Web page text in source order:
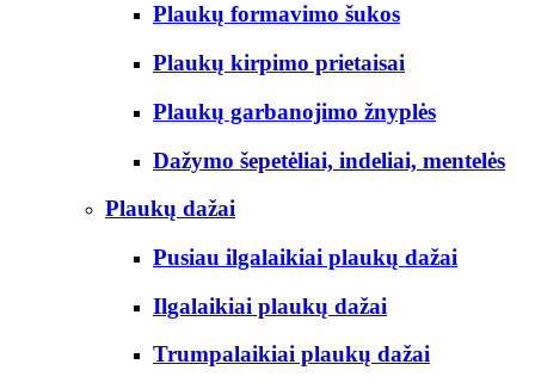
Plaukų formavimo šukos
Plaukų kirpimo prietaisai
Plaukų garbanojimo žnyplės
Dažymo šepetėliai, indeliai, mentelės
Plaukų dažai
Pusiau ilgalaikiai plaukų dažai
Ilgalaikiai plaukų dažai
Trumpalaikiai plaukų dažai